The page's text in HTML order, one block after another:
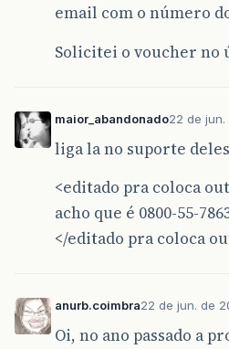
email com o número
Solicitei o voucher
maior_abandonado22 de
liga la no suporte
<editado pra coloca
acho que é 0800-55-
</editado pra coloca
anurb.coimbra22 de jun. de
Oi, no ano passado a